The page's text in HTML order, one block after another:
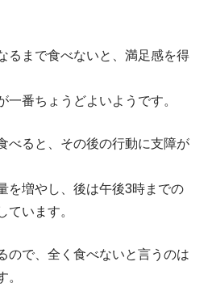
るまで食べないと、満足感を得
番ちょうどよいようです。
べると、その後の行動に支障が
を増やし、後は午後3時までの
います。
ので、全く食べないと言うのは